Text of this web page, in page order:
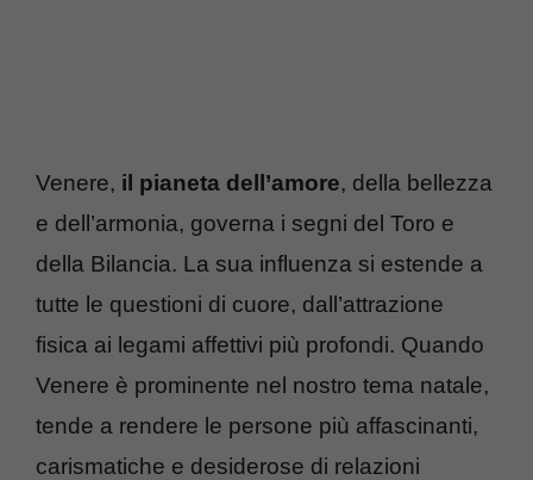
Venere, il pianeta dell’amore, della bellezza
e dell’armonia, governa i segni del Toro e
della Bilancia. La sua influenza si estende a
tutte le questioni di cuore, dall’attrazione
fisica ai legami affettivi più profondi. Quando
Venere è prominente nel nostro tema natale,
tende a rendere le persone più affascinanti,
carismatiche e desiderose di relazioni